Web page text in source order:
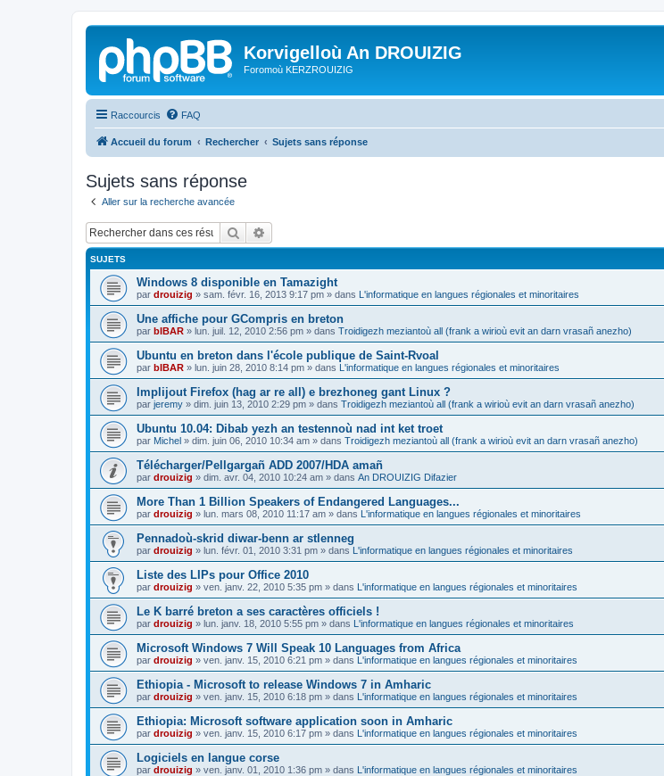
Korvigelloù An DROUIZIG
Foromoù KERZROUIZIG
Raccourcis FAQ
Accueil du forum Rechercher Sujets sans réponse
Sujets sans réponse
Aller sur la recherche avancée
Rechercher
SUJETS
Windows 8 disponible en Tamazight
par drouizig » sam. févr. 16, 2013 9:17 pm » dans L'informatique en langues régionales et minoritaires
Une affiche pour GCompris en breton
par bIBAR » lun. juil. 12, 2010 2:56 pm » dans Troidigezh meziantoù all (frank a wirioù evit an darn vrasañ anezho)
Ubuntu en breton dans l'école publique de Saint-Rvoal
par bIBAR » lun. juin 28, 2010 8:14 pm » dans L'informatique en langues régionales et minoritaires
Implijout Firefox (hag ar re all) e brezhoneg gant Linux ?
par jeremy » dim. juin 13, 2010 2:29 pm » dans Troidigezh meziantoù all (frank a wirioù evit an darn vrasañ anezho)
Ubuntu 10.04: Dibab yezh an testennoù nad int ket troet
par Michel » dim. juin 06, 2010 10:34 am » dans Troidigezh meziantoù all (frank a wirioù evit an darn vrasañ anezho)
Télécharger/Pellgargañ ADD 2007/HDA amañ
par drouizig » dim. avr. 04, 2010 10:24 am » dans An DROUIZIG Difazier
More Than 1 Billion Speakers of Endangered Languages...
par drouizig » lun. mars 08, 2010 11:17 am » dans L'informatique en langues régionales et minoritaires
Pennadoù-skrid diwar-benn ar stlenneg
par drouizig » lun. févr. 01, 2010 3:31 pm » dans L'informatique en langues régionales et minoritaires
Liste des LIPs pour Office 2010
par drouizig » ven. janv. 22, 2010 5:35 pm » dans L'informatique en langues régionales et minoritaires
Le K barré breton a ses caractères officiels !
par drouizig » lun. janv. 18, 2010 5:55 pm » dans L'informatique en langues régionales et minoritaires
Microsoft Windows 7 Will Speak 10 Languages from Africa
par drouizig » ven. janv. 15, 2010 6:21 pm » dans L'informatique en langues régionales et minoritaires
Ethiopia - Microsoft to release Windows 7 in Amharic
par drouizig » ven. janv. 15, 2010 6:18 pm » dans L'informatique en langues régionales et minoritaires
Ethiopia: Microsoft software application soon in Amharic
par drouizig » ven. janv. 15, 2010 6:17 pm » dans L'informatique en langues régionales et minoritaires
Logiciels en langue corse
par drouizig » ven. janv. 01, 2010 1:36 pm » dans L'informatique en langues régionales et minoritaires